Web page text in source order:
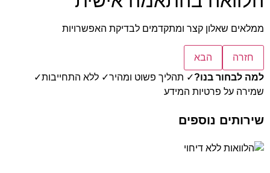
ממלאים שאלון קצר ומתקדמים לבדיקת האפשרויות
חזרה
הבא
למה לבחור בנו?✓ תהליך פשוט ומהיר✓ ללא התחייבות✓
שמירה על פרטיות המידע
שירותים נוספים